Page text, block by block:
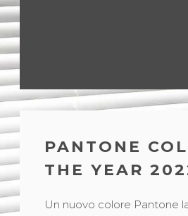
PANTONE
THE YEAR
Un nuovo colore Pantone